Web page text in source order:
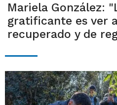
Mariela González:
gratificante es ver
recuperado y de